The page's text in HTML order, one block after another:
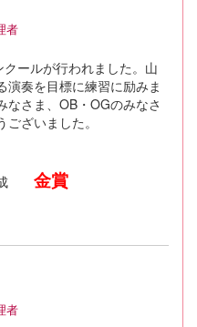
者
ールが行われました。山
演奏を目標に練習に励みま
なさま、OB・OGのみなさ
ざいました。
成 金賞
者